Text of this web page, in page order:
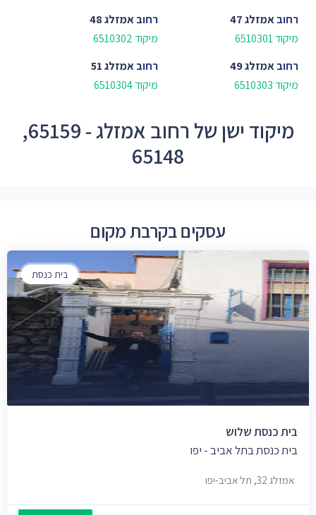
רחובאמזלג 47
מיקוד 6510301
רחובאמזלג 48
מיקוד 6510302
רחובאמזלג 49
מיקוד 6510303
רחובאמזלג 51
מיקוד 6510304
מיקוד ישן של רחוב אמזלג - 65159,
65148
עסקים בקרבת מקום
בית כנסת
בית כנסת שלוש
בית כנסת בתל אביב - יפו
אמזלג 32, תל אביב-יפו